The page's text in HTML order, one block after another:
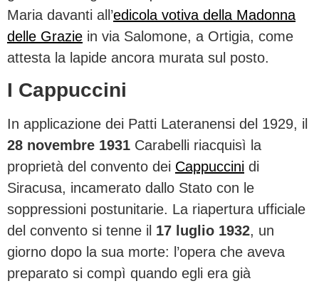
Maria davanti all’edicola votiva della Madonna
delle Grazie in via Salomone, a Ortigia, come
attesta la lapide ancora murata sul posto.
I Cappuccini
In applicazione dei Patti Lateranensi del 1929, il
28 novembre 1931 Carabelli riacquisì la
proprietà del convento dei Cappuccini di
Siracusa, incamerato dallo Stato con le
soppressioni postunitarie. La riapertura ufficiale
del convento si tenne il 17 luglio 1932, un
giorno dopo la sua morte: l’opera che aveva
preparato si compì quando egli era già